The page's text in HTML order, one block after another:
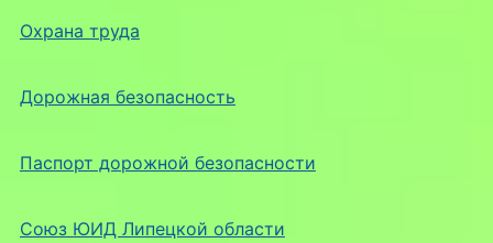
Охрана труда
Дорожная безопасность
Паспорт дорожной безопасности
Союз ЮИД Липецкой области